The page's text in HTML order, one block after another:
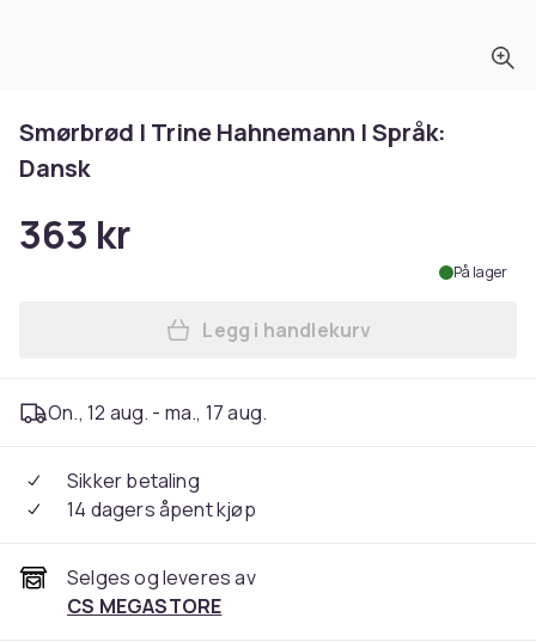
Smørbrød | Trine Hahnemann | Språk:
Dansk
363 kr
På lager
Legg Smørbrød | Trine
Legg i handlekurv
On., 12 aug. - ma., 17 aug.
Sikker betaling
14 dagers åpent kjøp
Selges og leveres av
CS MEGASTORE